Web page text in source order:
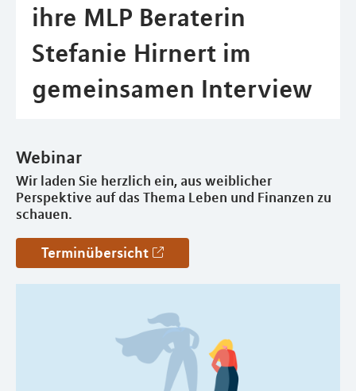
ihre MLP Beraterin
Stefanie Hirnert im
gemeinsamen Interview
Webinar
Wir laden Sie herzlich ein, aus weiblicher
Perspektive auf das Thema Leben und Finanzen zu
schauen.
Terminübersicht